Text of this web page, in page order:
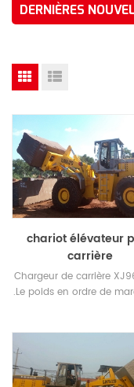
DERNIÈRES
chariot élévateur
carrière
Chargeur de carrière
.Le poids en ordre de